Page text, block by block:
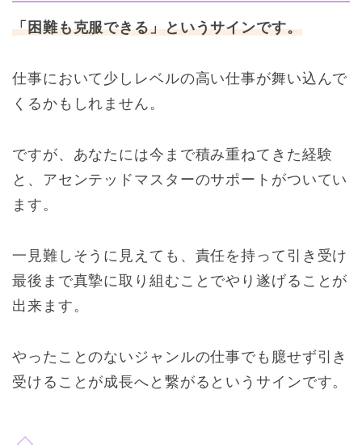
「困難も克服できる」というサインです。
仕事において少しレベルの高い仕事が舞い込んで
くるかもしれません。
ですが、あなたには今まで積み重ねてきた経験
と、アセンテッドマスターのサポートがついてい
ます。
一見難しそうに見えても、責任を持って引き受け
最後まで真摯に取り組むことでやり遂げることが
出来ます。
やったことのないジャンルの仕事でも臆せず引き
受けることが成長へと繋がるというサインです。